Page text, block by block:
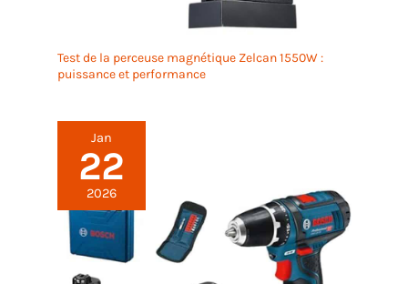
cadeau d'anniversaire, cadeau de Noël, fête des
pères, cadeau de la Saint-Valentin à vos proches,
Test de la perceuse magnétique Zelcan 1550W :
puissance et performance
Jan
22
2026